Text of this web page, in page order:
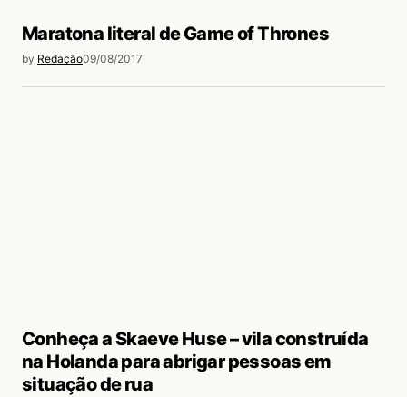
Maratona literal de Game of Thrones
by Redação09/08/2017
Conheça a Skaeve Huse – vila construída
na Holanda para abrigar pessoas em
situação de rua